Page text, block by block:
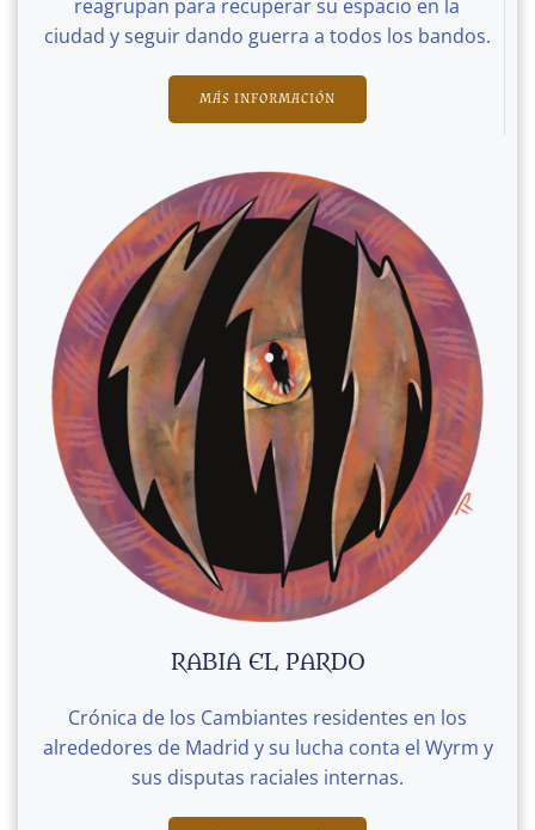
reagrupan para recuperar su espacio en la
ciudad y seguir dando guerra a todos los bandos.
MÁS INFORMACIÓN
RABIA EL PARDO
Crónica de los Cambiantes residentes en los
alrededores de Madrid y su lucha conta el Wyrm y
sus disputas raciales internas.